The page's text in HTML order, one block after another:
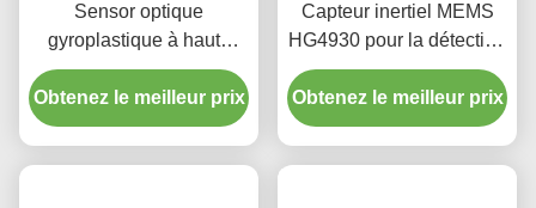
Sensor optique
gyroplastique à haute
précision à faible niveau
de bruit à coût
raisonnable
Obtenez le meilleur prix
Capteur inertiel MEMS
HG4930 pour la détection
précise de l'orientation et
du mouvement
Obtenez le meilleur prix